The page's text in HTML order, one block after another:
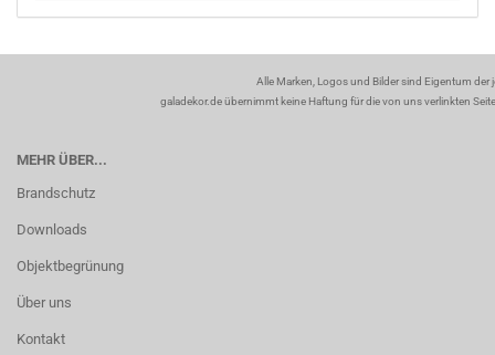
Alle Marken, Logos und Bilder sind Eigentum
galadekor.de übernimmt keine Haftung für die von uns verlinkten
MEHR ÜBER...
Brandschutz
Downloads
Objektbegrünung
Über uns
Kontakt